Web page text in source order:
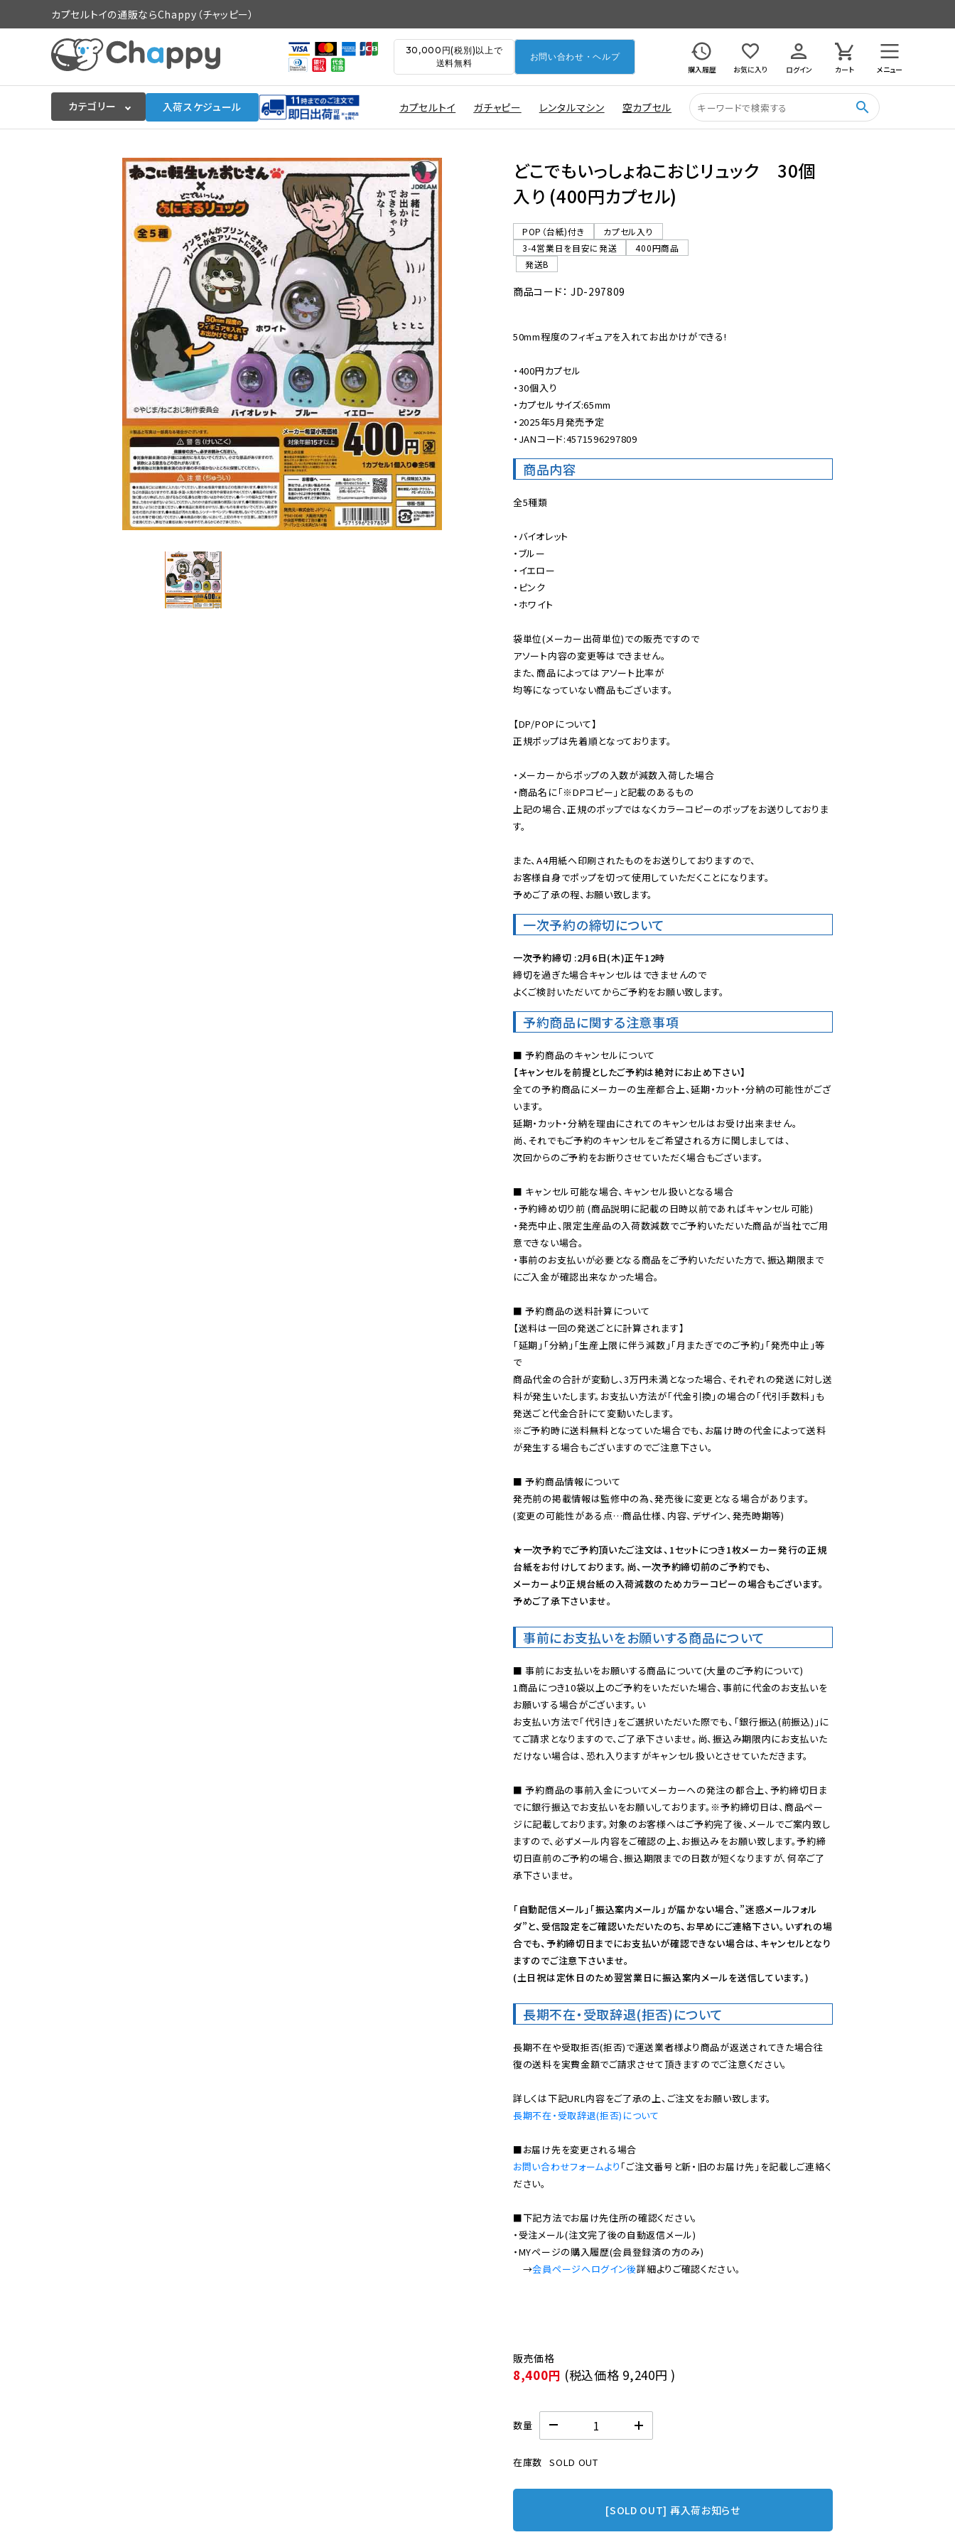
カプセルトイの通販ならChappy（チャッピー）
30,000円(税別)以上で
送料無料
お問い合わせ・ヘルプ
購入履歴
お気に入り ログイン カート メニュー
カテゴリー 入荷スケジュール カプセルトイ ガチャピー レンタルマシン 空カプセル search
入荷スケジュールをチェック
カプセルトイマシン本体
販促用カプセルトイ
よくあるご質問
ご利用ガイド
06-6282-7659
どこでもいっしょねこおじリュック 30個
入り (400円カプセル)
POP（台紙)付き
カプセル入り
3-4営業日を目安に発送
400円商品
発送B
商品コード： JD-297809
50mm程度のフィギュアを入れてお出かけができる!
・400円カプセル
・30個入り
・カプセルサイズ:65mm
・2025年5月発売予定
・JANコード:4571596297809
商品内容
全5種類
・バイオレット
・ブルー
・イエロー
・ピンク
・ホワイト
袋単位(メーカー出荷単位)での販売ですので
アソート内容の変更等はできません。
また、商品によってはアソート比率が
均等になっていない商品もございます。
【DP/POPについて】
正規ポップは先着順となっております。
・メーカーからポップの入数が減数入荷した場合
・商品名に「※DPコピー」と記載のあるもの
上記の場合、正規のポップではなくカラーコピーのポップをお送りしておりま
す。
また、A4用紙へ印刷されたものをお送りしておりますので、
お客様自身でポップを切って使用していただくことになります。
予めご了承の程、お願い致します。
一次予約の締切について
一次予約締切 :2月6日(木)正午12時
締切を過ぎた場合キャンセルはできませんので
よくご検討いただいてからご予約をお願い致します。
予約商品に関する注意事項
【キャンセルを前提としたご予約は絶対にお止め下さい】
全ての予約商品にメーカーの生産都合上、延期・カット・分納の可能性がござ
います。
延期・カット・分納を理由にされてのキャンセルはお受け出来ません。
尚、それでもご予約のキャンセルをご希望される方に関しましては、
次回からのご予約をお断りさせていただく場合もございます。
■ キャンセル可能な場合、キャンセル扱いとなる場合
・予約締め切り前 (商品説明に記載の日時以前であればキャンセル可能)
・発売中止、限定生産品の入荷数減数でご予約いただいた商品が当社でご用
意できない場合。
・事前のお支払いが必要となる商品をご予約いただいた方で、振込期限まで
にご入金が確認出来なかった場合。
■ 予約商品の送料計算について
【送料は一回の発送ごとに計算されます】
「延期」「分納」「生産上限に伴う減数」「月またぎでのご予約」「発売中止」等
で
商品代金の合計が変動し、3万円未満となった場合、それぞれの発送に対し送
料が発生いたします。お支払い方法が「代金引換」の場合の「代引手数料」も
※ご予約時に送料無料となっていた場合でも、お届け時の代金によって送料
が発生する場合もございますのでご注意下さい。
■ 予約商品情報について
発売前の掲載情報は監修中の為、発売後に変更となる場合があります。
(変更の可能性がある点…商品仕様、内容、デザイン、発売時期等)
★一次予約でご予約頂いたご注文は、1セットにつき1枚メーカー発行の正規
台紙をお付けしております。尚、一次予約締切前のご予約でも、
メーカーより正規台紙の入荷減数のためカラーコピーの場合もございます。
予めご了承下さいませ。
事前にお支払いをお願いする商品について
■ 事前にお支払いをお願いする商品について(大量のご予約について)
1商品につき10袋以上のご予約をいただいた場合、事前に代金のお支払いを
お願いする場合がございます。い
お支払い方法で「代引き」をご選択いただいた際でも、「銀行振込(前振込)」に
てご請求となりますので、ご了承下さいませ。尚、振込み期限内にお支払いた
だけない場合は、恐れ入りますがキャンセル扱いとさせていただきます。
■ 予約商品の事前入金についてメーカーへの発注の都合上、予約締切日ま
でに銀行振込でお支払いをお願いしております。※予約締切日は、商品ペー
ジに記載しております。対象のお客様へはご予約完了後、メールでご案内致し
ますので、必ずメール内容をご確認の上、お振込みをお願い致します。予約締
切日直前のご予約の場合、振込期限までの日数が短くなりますが、何卒ご了
承下さいませ。
「自動配信メール」「振込案内メール」が届かない場合、”迷惑メールフォル
ダ”と、受信設定をご確認いただいたのち、お早めにご連絡下さい。いずれの場
合でも、予約締切日までにお支払いが確認できない場合は、キャンセルとなり
ますのでご注意下さいませ。
(土日祝は定休日のため翌営業日に振込案内メールを送信しています。)
長期不在・受取辞退(拒否)について
長期不在や受取拒否(拒否)で運送業者様より商品が返送されてきた場合往
復の送料を実費金額でご請求させて頂きますのでご注意ください。
長期不在・受取辞退(拒否)について
お問い合わせフォームより 「ご注文番号と新・旧のお届け先」を記載しご連絡く
ださい。
■下記方法でお届け先住所の確認ください。
・受注メール(注文完了後の自動返信メール)
・MYページの購入履歴(会員登録済の方のみ)
→会員ページへログイン後
8,400円 (税込価格 9,240円 )
数量
在庫数 SOLD OUT
[SOLD OUT] 再入荷お知らせ